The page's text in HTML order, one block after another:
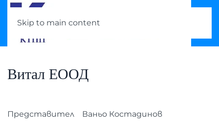
Skip to main content
Витал ЕООД
Представител
Ваньо Костадинов